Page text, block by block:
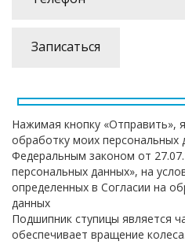
Нажимая кнопку «Отправить»,
обработку моих персональных
Федеральным законом от
персональных данных», на
определенных в Согласии на
данных
Подшипник ступицы является
обеспечивает вращение